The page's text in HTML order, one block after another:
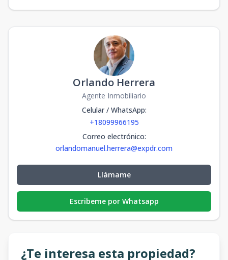
Orlando Herrera
Agente Inmobiliario
Celular / WhatsApp:
+18099966195
Correo electrónico:
orlandomanuel.herrera@expdr.com
Llámame
Escribeme por Whatsapp
¿Te interesa esta propiedad?